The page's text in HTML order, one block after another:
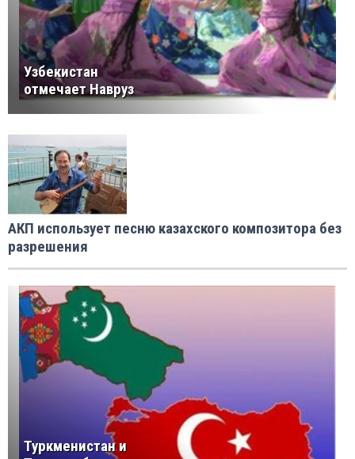
Узбекистан
отмечает Навруз
АКП использует песню казахского композитора без
разрешения
Туркменистан и